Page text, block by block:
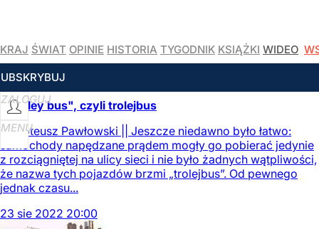
KRAJ ŚWIAT OPINIE HISTORIA TYGODNIK KSIĄŻKI WIDEO
ZALOGUJ
MENU
CZYTAJ WIĘCEJ
"Trolley bus", czyli trolejbus
Tymoteusz Pawłowski || Jeszcze niedawno było łatwo:
samochody napędzane prądem mogły go pobierać jedynie
z rozciągniętej na ulicy sieci i nie było żadnych wątpliwości,
że nazwa tych pojazdów brzmi „trolejbus”. Od pewnego
jednak czasu...
23 sie 2022 20:00